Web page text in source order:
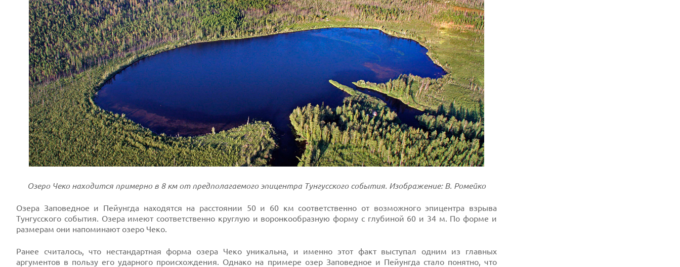
Озеро Чеко находится примерно в 8 км от предполагаемого эпицентра Тунгусского события. Изображение: В. Ромейко
Озера Заповедное и Пейунгда находятся на расстоянии 50 и 60 км соответственно от возможного эпицентра взрыва
Тунгусского события. Озера имеют соответственно круглую и воронкообразную форму с глубиной 60 и 34 м. По форме и
размерам они напоминают озеро Чеко.
Ранее считалось, что нестандартная форма озера Чеко уникальна, и именно этот факт выступал одним из главных
аргументов в пользу его ударного происхождения. Однако на примере озер Заповедное и Пейунгда стало понятно, что